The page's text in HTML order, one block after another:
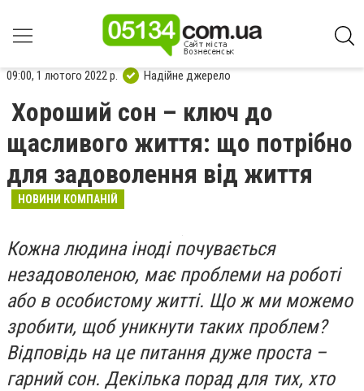
09:00, 1 лютого 2022 р. Надійне джерело
Хороший сон – ключ до
щасливого життя: що потрібно
для задоволення від життя
НОВИНИ КОМПАНІЙ
Кожна людина іноді почувається
незадоволеною, має проблеми на роботі
або в особистому житті. Що ж ми можемо
зробити, щоб уникнути таких проблем?
Відповідь на це питання дуже проста –
гарний сон. Декілька порад для тих, хто